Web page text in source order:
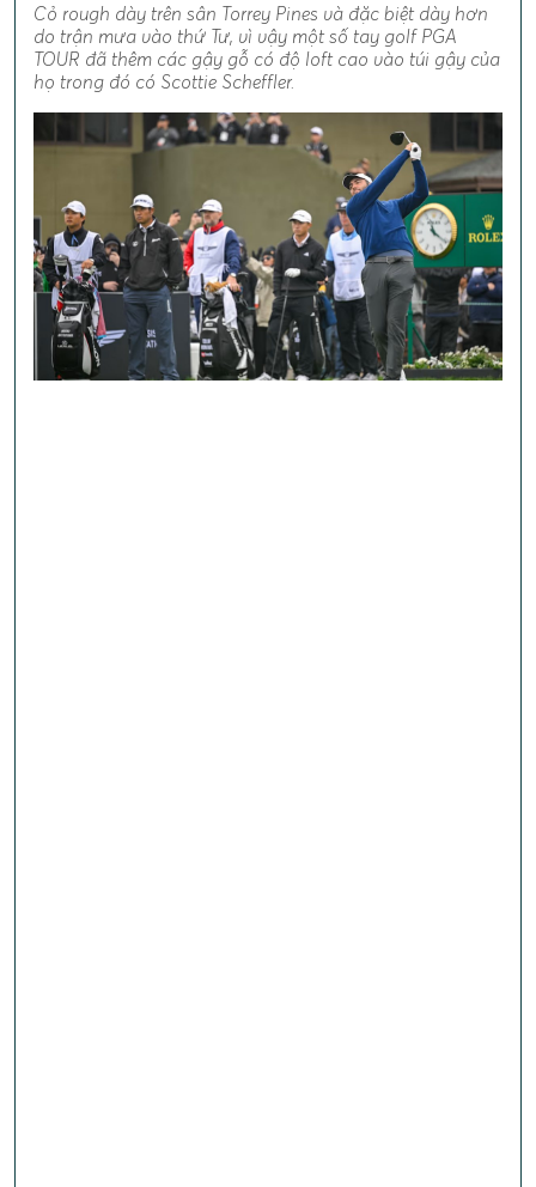
Cỏ rough dày trên sân Torrey Pines và đặc biệt dày hơn
do trận mưa vào thứ Tư, vì vậy một số tay golf PGA
TOUR đã thêm các gậy gỗ có độ loft cao vào túi gậy của
họ trong đó có Scottie Scheffler.